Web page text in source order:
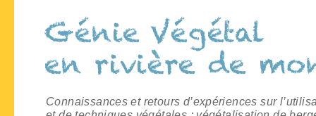
Connaissances et retours d’expériences sur